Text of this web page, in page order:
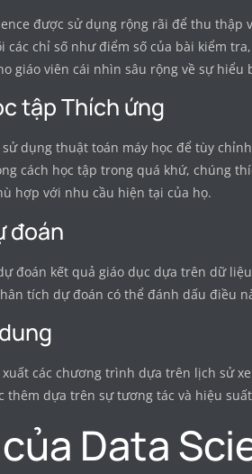
được sử dụng rộng rãi để thu
các chỉ số như điểm số của bài kiểm
giáo viên cái nhìn sâu rộng về sự
tập Thích ứng
dụng thuật toán máy học để tùy
cách học tập trong quá khứ, chúng
hợp với nhu cầu hiện tại của họ.
đoán
đoán kết quả giáo dục dựa trên dữ
tích dự đoán có thể đánh dấu điều
các chương trình dựa trên lịch sử
thêm dựa trên sự tương tác và hiệu
Data